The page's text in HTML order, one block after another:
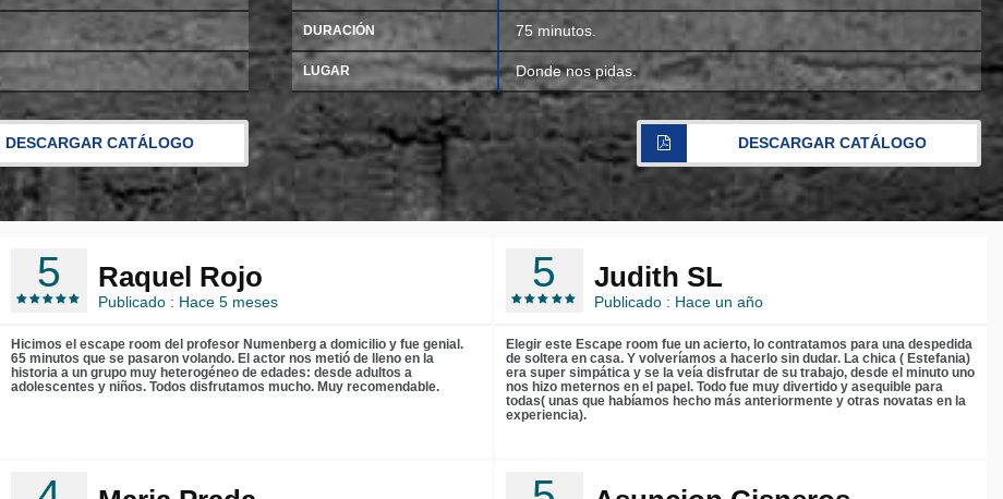
DESCARGAR CATÁLOGO
DURACIÓN 75 minutos.
LUGAR Donde nos pidas.
DESCARGAR CATÁLOGO
5 Raquel Rojo
Publicado : Hace 5 meses
Hicimos el escape room del profesor Numenberg a domicilio y fue genial.
65 minutos que se pasaron volando. El actor nos metió de lleno en la
historia a un grupo muy heterogéneo de edades: desde adultos a
adolescentes y niños. Todos disfrutamos mucho. Muy recomendable.
5 Judith SL
Publicado : Hace un año
Elegir este Escape room fue un acierto, lo contratamos para una despedida
de soltera en casa. Y volveríamos a hacerlo sin dudar. La chica ( Estefania)
era super simpática y se la veía disfrutar de su trabajo, desde el minuto uno
nos hizo meternos en el papel. Todo fue muy divertido y asequible para
todas( unas que habíamos hecho más anteriormente y otras novatas en la
experiencia).